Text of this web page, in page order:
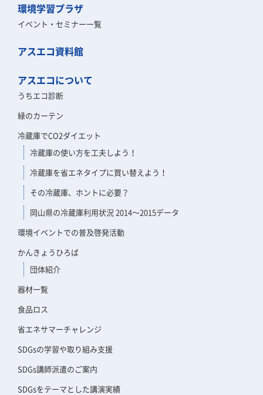
環境学習プラザ
イベント・セミナー一覧
アスエコ資料館
アスエコについて
うちエコ診断
緑のカーテン
冷蔵庫でCO2ダイエット
冷蔵庫の使い方を工夫しよう！
冷蔵庫を省エネタイプに買い替えよう！
その冷蔵庫、ホントに必要？
岡山県の冷蔵庫利用状況 2014～2015データ
環境イベントでの普及啓発活動
かんきょうひろば
団体紹介
器材一覧
食品ロス
省エネサマーチャレンジ
SDGsの学習や取り組み支援
SDGs講師派遣のご案内
SDGsをテーマとした講演実績